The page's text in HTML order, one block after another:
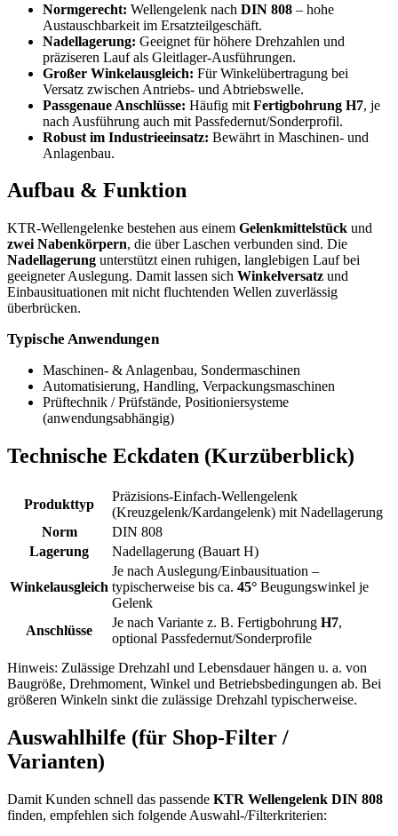
Normgerecht: Wellengelenk nach DIN 808 – hohe
Austauschbarkeit im Ersatzteilgeschäft.
Nadellagerung: Geeignet für höhere Drehzahlen und
präziseren Lauf als Gleitlager-Ausführungen.
Großer Winkelausgleich: Für Winkelübertragung bei
Versatz zwischen Antriebs- und Abtriebswelle.
Passgenaue Anschlüsse: Häufig mit Fertigbohrung H7, je
nach Ausführung auch mit Passfedernut/Sonderprofil.
Robust im Industrieeinsatz: Bewährt in Maschinen- und
Anlagenbau.
Aufbau & Funktion
KTR-Wellengelenke bestehen aus einem Gelenkmittelstück und
zwei Nabenkörpern, die über Laschen verbunden sind. Die
Nadellagerung unterstützt einen ruhigen, langlebigen Lauf bei
geeigneter Auslegung. Damit lassen sich Winkelversatz und
Einbausituationen mit nicht fluchtenden Wellen zuverlässig
überbrücken.
Typische Anwendungen
Maschinen- & Anlagenbau, Sondermaschinen
Automatisierung, Handling, Verpackungsmaschinen
Prüftechnik / Prüfstände, Positioniersysteme
(anwendungsabhängig)
Technische Eckdaten (Kurzüberblick)
Produkttyp
Präzisions-Einfach-Wellengelenk
(Kreuzgelenk/Kardangelenk) mit Nadellagerung
Norm
DIN 808
Lagerung
Nadellagerung (Bauart H)
Winkelausgleich
Je nach Auslegung/Einbausituation –
typischerweise bis ca. 45° Beugungswinkel je
Gelenk
Anschlüsse
Je nach Variante z. B. Fertigbohrung H7,
optional Passfedernut/Sonderprofile
Hinweis: Zulässige Drehzahl und Lebensdauer hängen u. a. von
Baugröße, Drehmoment, Winkel und Betriebsbedingungen ab. Bei
größeren Winkeln sinkt die zulässige Drehzahl typischerweise.
Auswahlhilfe (für Shop-Filter /
Varianten)
Damit Kunden schnell das passende KTR Wellengelenk DIN 808
finden, empfehlen sich folgende Auswahl-/Filterkriterien: